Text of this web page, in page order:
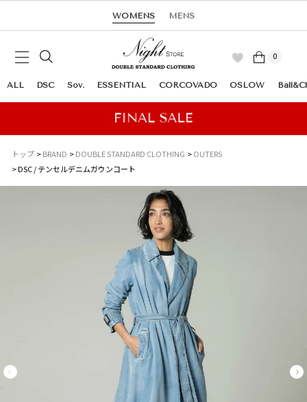
WOMENS MENS
0
ALL DSC Sov. ESSENTIAL CORCOVADO OSLOW
トップ BRAND DOUBLE STANDARD CLOTHING
OUTERS
DSC / テンセルデニムガウンコート